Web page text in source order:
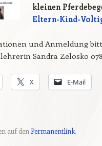
kleinen
Eltern-Kind-
und Anmeldung
Sandra Zelosko
X E-Mail
auf den Permanentlink.